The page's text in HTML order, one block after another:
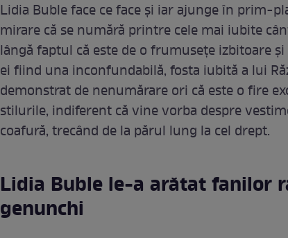
Lidia Buble face ce face și iar ajunge în prim-
mirare că se numără printre cele mai iubite
lângă faptul că este de o frumusețe izbitoare
ei fiind una inconfundabilă, fosta iubită a lui
demonstrat de nenumărare ori că este o fire
stilurile, indiferent că vine vorba despre
coafură, trecând de la părul lung la cel drept.
Lidia Buble le-a arătat fanilor
genunchi